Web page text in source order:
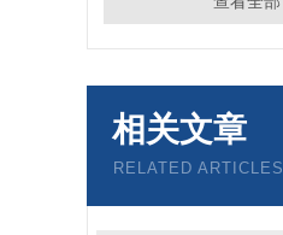
相关文章
RELATED ARTICLES